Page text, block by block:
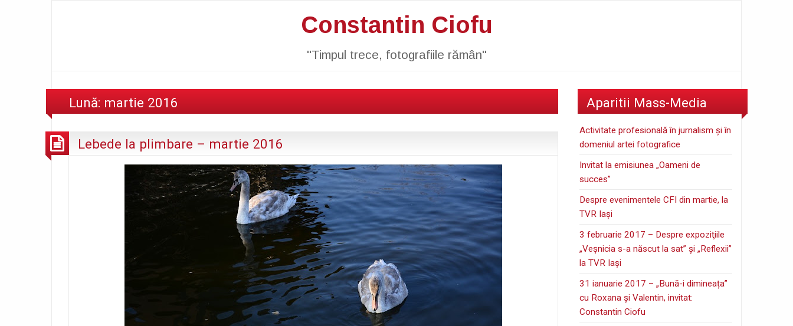
Constantin Ciofu
"Timpul trece, fotografiile rămân"
Lună: martie 2016
Lebede la plimbare – martie 2016
Aparitii Mass-Media
Activitate profesională în jurnalism şi în
domeniul artei fotografice
Invitat la emisiunea „Oameni de
succes”
Despre evenimentele CFI din martie, la
TVR Iaşi
3 februarie 2017 – Despre expoziţiile
„Veşnicia s-a născut la sat” şi „Reflexii”
la TVR Iaşi
31 ianuarie 2017 – „Bună-i dimineața”
cu Roxana și Valentin, invitat:
Constantin Ciofu